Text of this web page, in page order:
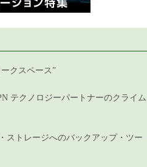
クスペース”
テクノロジーパートナーのクライム
ストレージへのバックアップ・ツー